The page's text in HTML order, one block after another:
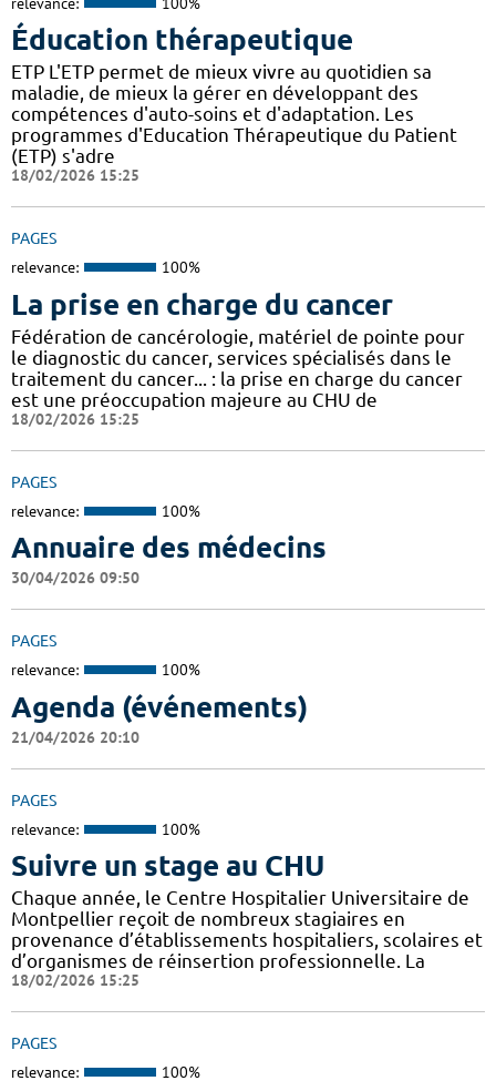
Éducation thérapeutique
ETP L'ETP permet de mieux vivre au quotidien sa
maladie, de mieux la gérer en développant des
compétences d'auto-soins et d'adaptation. Les
programmes d'Education Thérapeutique du Patient
(ETP) s'adre
18/02/2026 15:25
PAGES
relevance: 100%
La prise en charge du cancer
Fédération de cancérologie, matériel de pointe pour
le diagnostic du cancer, services spécialisés dans le
traitement du cancer... : la prise en charge du cancer
est une préoccupation majeure au CHU de
18/02/2026 15:25
PAGES
relevance: 100%
Annuaire des médecins
30/04/2026 09:50
PAGES
relevance: 100%
Agenda (événements)
21/04/2026 20:10
PAGES
relevance: 100%
Suivre un stage au CHU
Chaque année, le Centre Hospitalier Universitaire de
Montpellier reçoit de nombreux stagiaires en
provenance d’établissements hospitaliers, scolaires et
d’organismes de réinsertion professionnelle. La
18/02/2026 15:25
PAGES
relevance: 100%